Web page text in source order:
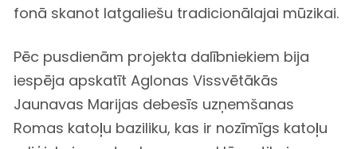
fonā skanot latgaliešu tradicionālajai mūzikai.
Pēc pusdienām projekta dalībniekiem bija
iespēja apskatīt Aglonas Vissvētākās
Jaunavas Marijas debesīs uzņemšanas
Romas katoļu baziliku, kas ir nozīmīgs katoļu